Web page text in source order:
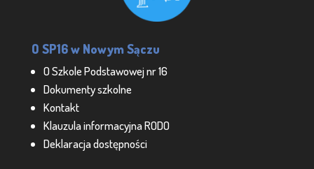
O SP16 w Nowym Sączu
O Szkole Podstawowej nr 16
Dokumenty szkolne
Kontakt
Klauzula informacyjna RODO
Deklaracja dostępności